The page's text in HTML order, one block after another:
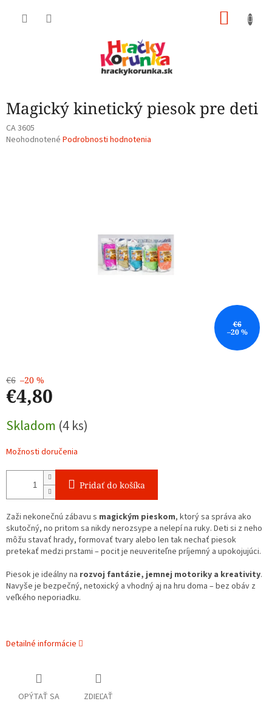
Magický kinetický piesok pre deti
CA 3605
Priemerné
Neohodnotené Podrobnosti hodnotenia
€6
–20 %
€6 –20 %
€4,80
cena:
Skladom (4 ks)
Možnosti doručenia
Pridať do košíka
Zaži nekonečnú zábavu s magickým pieskom, ktorý sa správa ako
skutočný, no pritom sa nikdy nerozsype a nelepí na ruky. Deti si z neho
môžu stavať hrady, formovať tvary alebo len tak nechať piesok
pretekať medzi prstami – pocit je neuveriteľne príjemný a upokojujúci.
Piesok je ideálny na rozvoj fantázie, jemnej motoriky a kreativity.
Navyše je bezpečný, netoxický a vhodný aj na hru doma – bez obáv z
veľkého neporiadku.
Detailné informácie
OPÝTAŤ SA ZDIEĽAŤ